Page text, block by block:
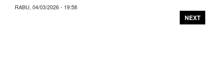
RABU, 04/03/2026 - 19:58
NEXT